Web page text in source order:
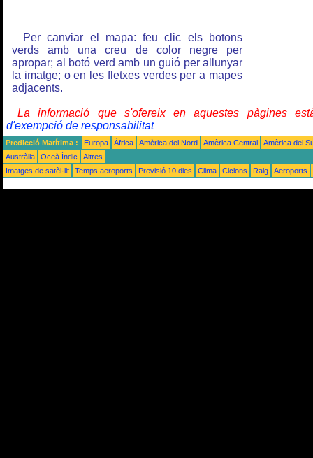
Per canviar el mapa: feu clic els botons
verds amb una creu de color negre per
apropar; al botó verd amb un guió per allunyar
la imatge; o en les fletxes verdes per a mapes
adjacents.
La informació que s'ofereix en aquestes pàgines
d'exempció de responsabilitat
Predicció Marítima : Europa Àfrica Amèrica del Nord Amèrica Central
Amèrica del
Austràlia
Oceà Índic
Altres
Imatges de satèl·lit
Temps aeroports Previsió 10 dies Clima Ciclons Raig Aeroports